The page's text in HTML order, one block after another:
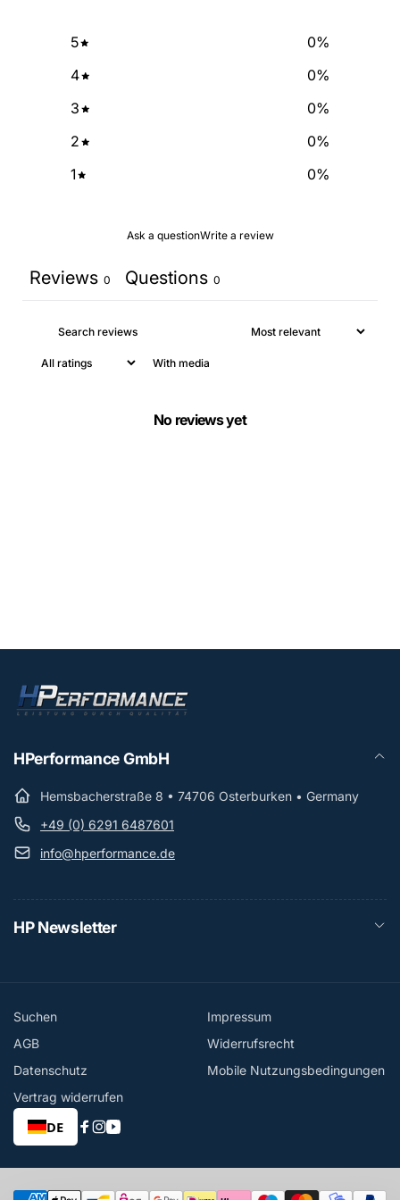
5 0%
4
0%
3
0%
2
0%
1
0%
Ask a questionWrite a review
Reviews 0 Questions 0
With media
No reviews yet
HPerformance GmbH
Hemsbacherstraße 8 • 74706 Osterburken • Germany
+49 (0) 6291 6487601
info@hperformance.de
HP Newsletter
Suchen
Impressum
AGB
Widerrufsrecht
Datenschutz
Mobile Nutzungsbedingungen
Vertrag widerrufen
DE
Facebook
Instagram
YouTube